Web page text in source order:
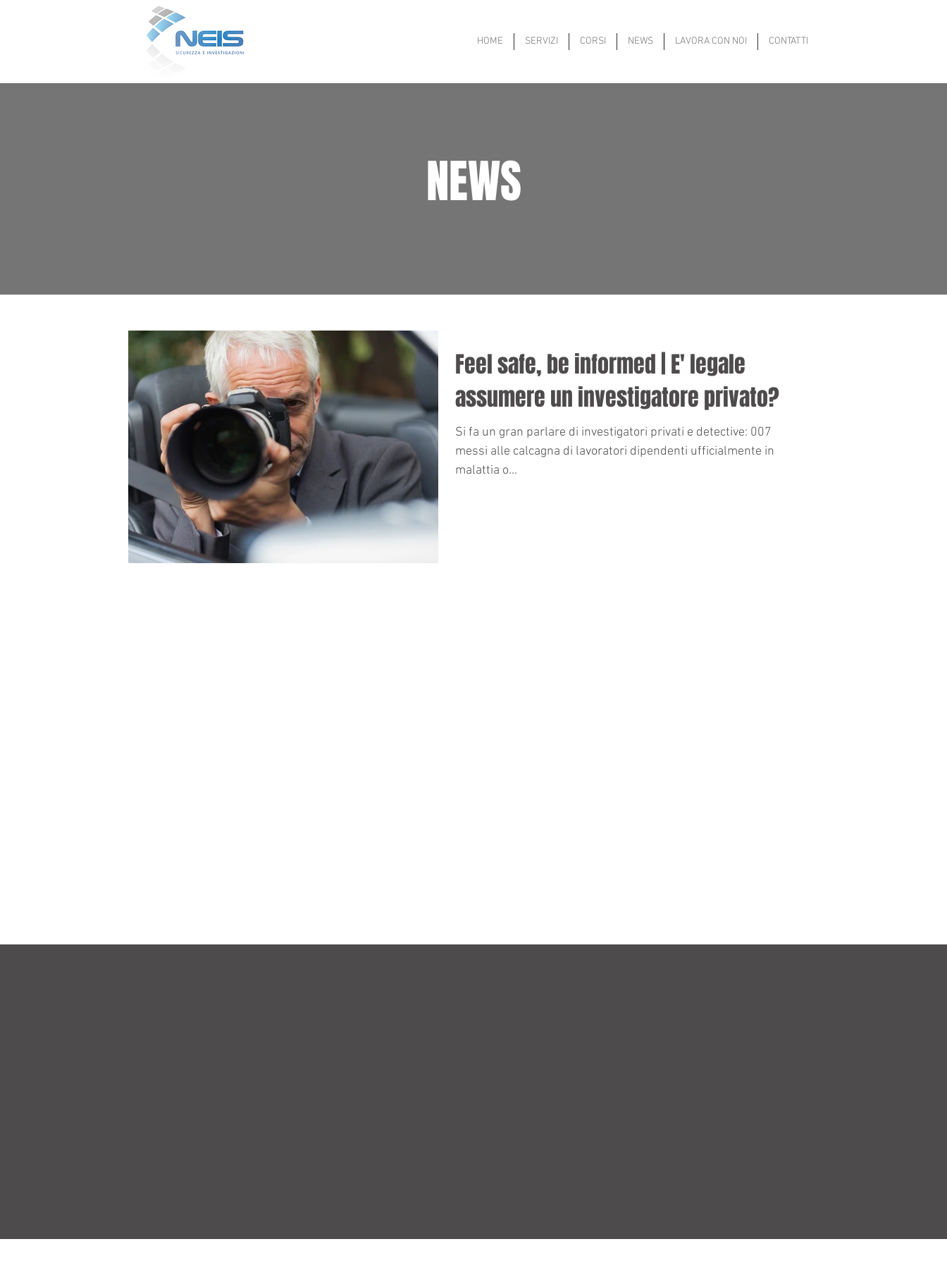
HOME SERVIZI CORSI NEWS LAVORA CON NOI CONTATTI
NEWS
Feel safe, be informed | E' legale
assumere un investigatore privato?
Si fa un gran parlare di investigatori privati e detective: 007
messi alle calcagna di lavoratori dipendenti ufficialmente in
malattia o...